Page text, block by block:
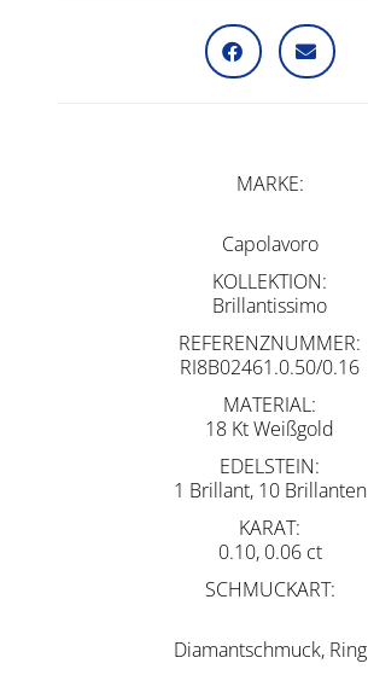
MARKE
Capolavoro
KOLLEKTION
Brillantissimo
REFERENZNUMMER
RI8B02461.0.50/0.16
MATERIAL
18 Kt Weißgold
EDELSTEIN
1 Brillant, 10 Brillanten
KARAT
0.10, 0.06 ct
SCHMUCKART
Diamantschmuck, Ring